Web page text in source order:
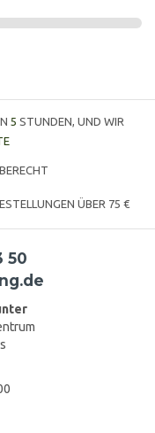
5 STUNDEN, UND WIR
ÜBER 75 €
50